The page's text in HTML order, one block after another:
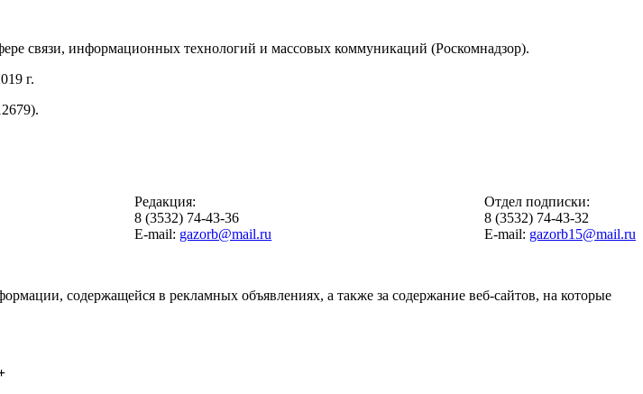
связи, информационных технологий и массовых коммуникаций (Роскомнадзор).
г.
Редакция:
8 (3532) 74-43-36
E-mail: gazorb@mail.ru
Отдел подписки:
8 (3532) 74-43-32
E-mail: gazorb15@mail.ru
содержащейся в рекламных объявлениях, а также за содержание веб-сайтов, на которые